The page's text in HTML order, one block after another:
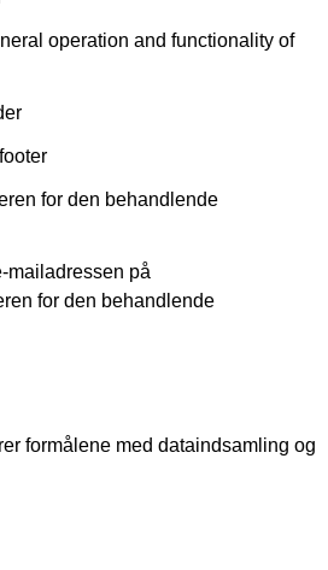
operation and functionality of
for den behandlende
mailadressen på
for den behandlende
formålene med dataindsamling og